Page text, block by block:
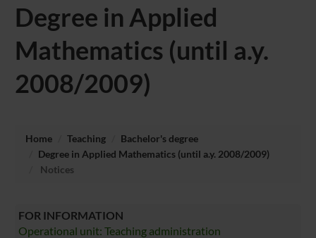
Degree in Applied
Mathematics (until a.y.
2008/2009)
Home Teaching
Bachelor's degree
Degree in Applied Mathematics (until a.y. 2008/2009)
Notices
FOR INFORMATION
Operational unit: Teaching administration